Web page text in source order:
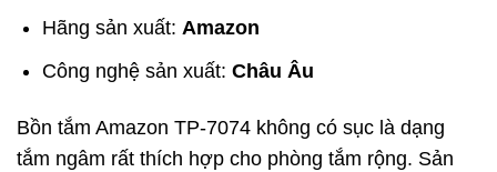
Hãng sản xuất:Amazon
Công nghệ sản xuất:Châu Âu
Bồn tắm Amazon TP-7074 không có sục là dạng
tắm ngâm rất thích hợp cho phòng tắm rộng. Sản